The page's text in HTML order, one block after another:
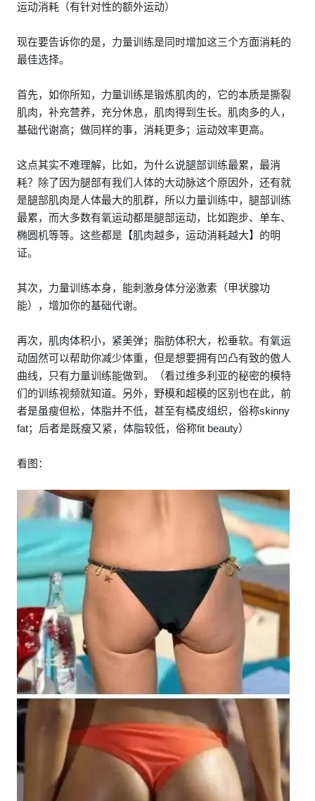
运动消耗（有针对性的额外运动）
现在要告诉你的是，力量训练是同时增加这三个方面消耗的
最佳选择。
首先，如你所知，力量训练是锻炼肌肉的，它的本质是撕裂
肌肉，补充营养，充分休息，肌肉得到生长。肌肉多的人，
基础代谢高；做同样的事，消耗更多；运动效率更高。
这点其实不难理解，比如，为什么说腿部训练最累，最消
耗？除了因为腿部有我们人体的大动脉这个原因外，还有就
是腿部肌肉是人体最大的肌群，所以力量训练中，腿部训练
最累，而大多数有氧运动都是腿部运动，比如跑步、单车、
椭圆机等等。这些都是【肌肉越多，运动消耗越大】的明
证。
其次，力量训练本身，能刺激身体分泌激素（甲状腺功
能），增加你的基础代谢。
再次，肌肉体积小，紧美弹；脂肪体积大，松垂软。有氧运
动固然可以帮助你减少体重，但是想要拥有凹凸有致的傲人
曲线，只有力量训练能做到。（看过维多利亚的秘密的模特
们的训练视频就知道。另外，野模和超模的区别也在此，前
者是虽瘦但松，体脂并不低，甚至有橘皮组织，俗称skinny
fat；后者是既瘦又紧，体脂较低，俗称fit beauty）
看图：